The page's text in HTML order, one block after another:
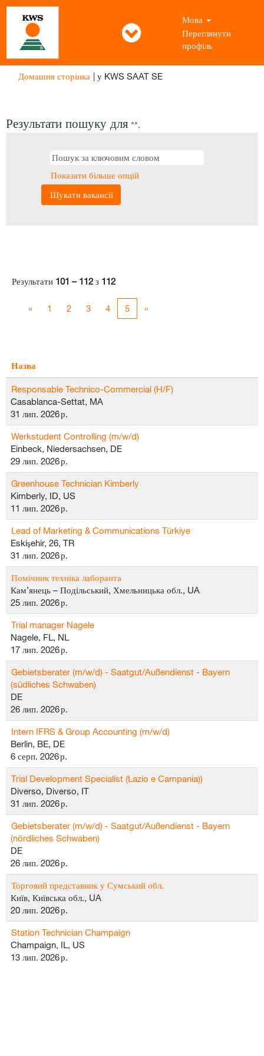
Мова
Переглянути
профіль
Домашня сторінка | у KWS SAAT SE(поточна
Результати пошуку для "".
Показати більше опцій
Результати 101 – 112 з 112
« 1 2 3 4 5 »
Назва
Responsable Technico-Commercial (H/F)
Casablanca-Settat, MA
31 лип. 2026 р.
Werkstudent Controlling (m/w/d)
Einbeck, Niedersachsen, DE
29 лип. 2026 р.
Greenhouse Technician Kimberly
Kimberly, ID, US
11 лип. 2026 р.
Lead of Marketing & Communications Türkiye
Eskişehir, 26, TR
31 лип. 2026 р.
Помічник техніка лаборанта
Кам’янець – Подільський, Хмельницька обл., UA
25 лип. 2026 р.
Trial manager Nagele
Nagele, FL, NL
17 лип. 2026 р.
Gebietsberater (m/w/d) - Saatgut/Außendienst - Bayern
(südliches Schwaben)
DE
26 лип. 2026 р.
Intern IFRS & Group Accounting (m/w/d)
Berlin, BE, DE
6 серп. 2026 р.
Trial Development Specialist (Lazio e Campania))
Diverso, Diverso, IT
31 лип. 2026 р.
Gebietsberater (m/w/d) - Saatgut/Außendienst - Bayern
(nördliches Schwaben)
DE
26 лип. 2026 р.
Торговий представник у Сумський обл.
Київ, Київська обл., UA
20 лип. 2026 р.
Station Technician Champaign
Champaign, IL, US
13 лип. 2026 р.